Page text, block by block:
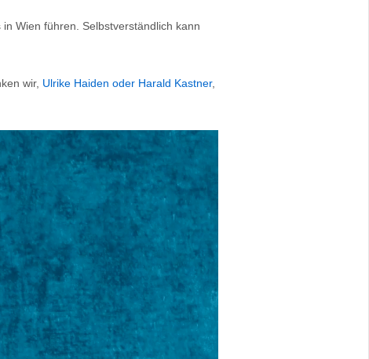
Wien führen. Selbstverständlich kann
wir, Ulrike Haiden oder Harald Kastner,